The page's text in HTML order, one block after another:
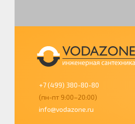
+7 (499) 380-80-80
(пн-пт 9:00–20:00)
info@vodazone.ru